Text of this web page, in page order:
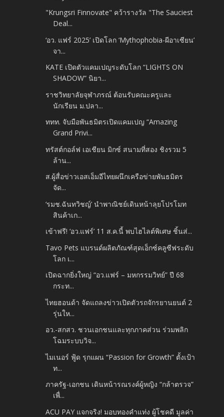
"Krungsri Finnovate" คว้ารางวัล "The Sauciest
Deal...
‘อว. แฟร์ 2025’ เปิดโลก ‘Mythophobia-ผีอาเซียน’
จา...
KATE เปิดตัวแคมเปญระดับโลก “LIGHTS ON
SHADOW” นิยา...
ราชวิทยาลัยจุฬาภรณ์ ต้อนรับคณะครูและ
นักเรียน ม.ปลา...
ททท. จับมือพันธมิตรเปิดแคมเปญ “Amazing
Grand Privi...
ทรัสต์กอล์ฟ เอเชียน มิกซ์ สนามที่สอง ชิงรวม 5
ล้าน...
ส.ผู้สื่อข่าวเอสเอ็มอีไทยผนึกเครือข่ายพันธมิตร
จัด...
‘รมช.ฉันทวิชญ์’ นำพาณิชย์เดินหน้าลุยโปรโมท
สินค้าเก...
เข้าฟรี! ‘อว.แฟร์’ 11 ส.ค.นี้ พบไฮไลต์พิเศษ ชิ้นส่...
Tavo Pets แบรนด์ผลิตภัณฑ์สุดเอ็กซ์คลูซีฟระดับ
โลก เ...
เปิดฉากยิ่งใหญ่ “อว.แฟร์ – มหกรรมวิทย์” ปี 68
กระท...
ไทยฮอนด้า จัดแถลงข่าวเปิดตัวรถจักรยานยนต์ 2
รุ่นให...
อว.-สกสว. ชวนเอกชนและทุกภาคส่วน ร่วมพลิก
โฉมระบบวิจ...
ไมเนอร์ ฟู้ด รุกแผน “Passion for Growth” ตั้งเป้า
ท...
ภาครัฐ-เอกชน เดินหน้ารณรงค์ผู้หญิง “กล้าตรวจ”
เพื่...
ACU PAY แจกจริง! มอบทองคำแท่ง ผู้โชคดี มูลค่า